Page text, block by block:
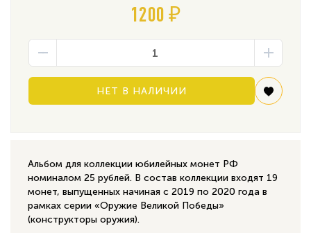
1200 ₽
НЕТ В НАЛИЧИИ
Альбом для коллекции юбилейных монет РФ
номиналом 25 рублей. В состав коллекции входят 19
монет, выпущенных начиная с 2019 по 2020 года в
рамках серии «Оружие Великой Победы»
(конструкторы оружия).